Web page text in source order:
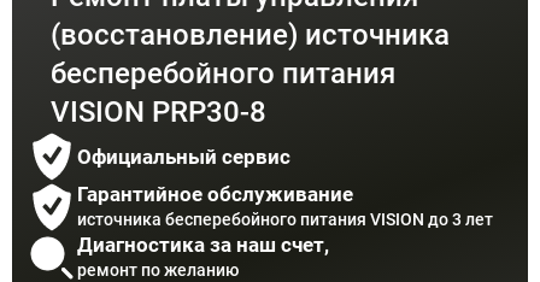
(восстановление) источника
бесперебойного питания
VISION PRP30-8
Официальный сервис
Гарантийное обслуживание
источника бесперебойного питания VISION до 3 лет
Диагностика за наш счет,
ремонт по желанию